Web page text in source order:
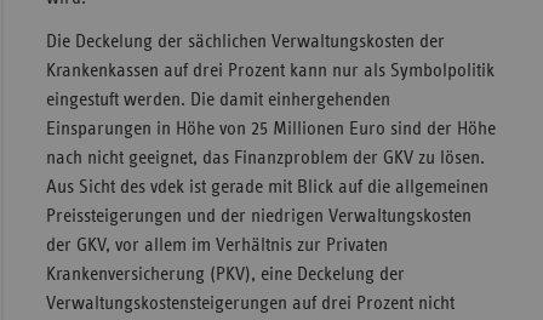
Die Deckelung der sächlichen Verwaltungskosten der
Krankenkassen auf drei Prozent kann nur als Symbolpolitik
eingestuft werden. Die damit einhergehenden
Einsparungen in Höhe von 25 Millionen Euro sind der Höhe
nach nicht geeignet, das Finanzproblem der GKV zu lösen.
Aus Sicht des vdek ist gerade mit Blick auf die allgemeinen
Preissteigerungen und der niedrigen Verwaltungskosten
der GKV, vor allem im Verhältnis zur Privaten
Krankenversicherung (PKV), eine Deckelung der
Verwaltungskostensteigerungen auf drei Prozent nicht